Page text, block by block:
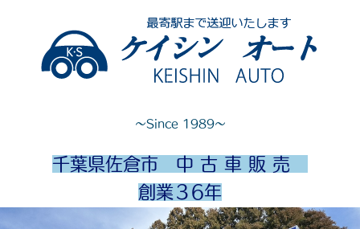
～Since 1989～
千葉県佐倉市 中 古 車 販 売
創業３6年